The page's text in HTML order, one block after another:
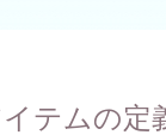
テムの定